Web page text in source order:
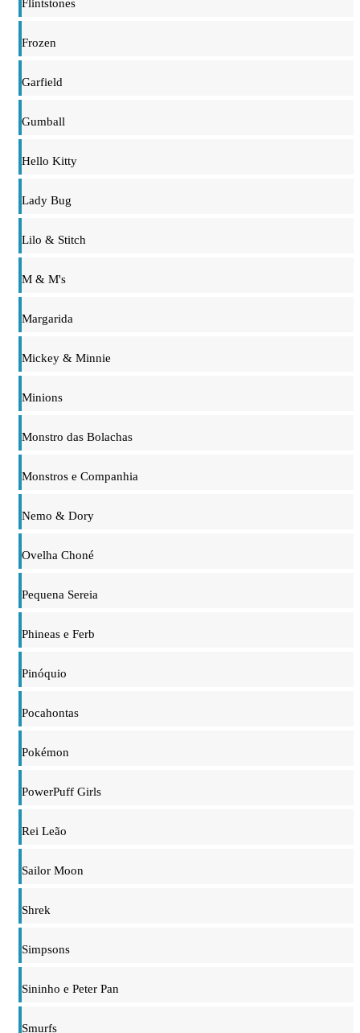
Flintstones
Frozen
Garfield
Gumball
Hello Kitty
Lady Bug
Lilo & Stitch
M & M's
Margarida
Mickey & Minnie
Minions
Monstro das Bolachas
Monstros e Companhia
Nemo & Dory
Ovelha Choné
Pequena Sereia
Phineas e Ferb
Pinóquio
Pocahontas
Pokémon
PowerPuff Girls
Rei Leão
Sailor Moon
Shrek
Simpsons
Sininho e Peter Pan
Smurfs